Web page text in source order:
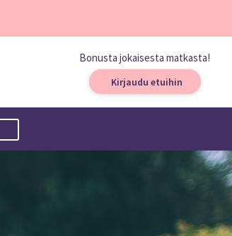
Bonusta jokaisesta matkasta!
Kirjaudu etuihin